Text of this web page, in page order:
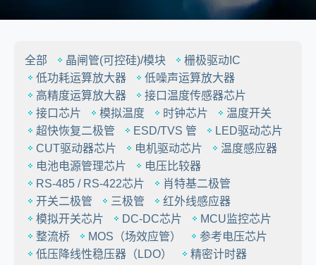
全部 晶闸管(可控硅)/模块
栅极驱动IC
低功耗运算放大器
低噪声运算放大器
高精度运算放大器
接口温度传感器芯片
接口芯片
模拟温度 时钟芯片
温度开关
超快恢复二极管
ESD/TVS 管
LED驱动芯片
CUT驱动器芯片
电机驱动芯片
温度感应器
电池电源管理芯片
电压比较器
RS-485 / RS-422芯片
肖特基二极管
开关二极管
三极管
红外线感应器
模拟开关芯片
DC-DC芯片
MCU监控芯片
整流桥
MOS（场效应管）
参考电压芯片
低压降线性稳压器（LDO）
精密计时器